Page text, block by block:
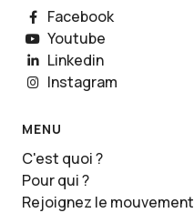
Facebook
Youtube
Linkedin
Instagram
MENU
C'est quoi ?
Pour qui ?
Rejoignez le mouvement